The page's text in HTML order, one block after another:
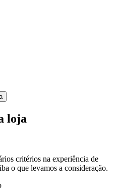
loja
critérios na experiência de
o que levamos a consideração.